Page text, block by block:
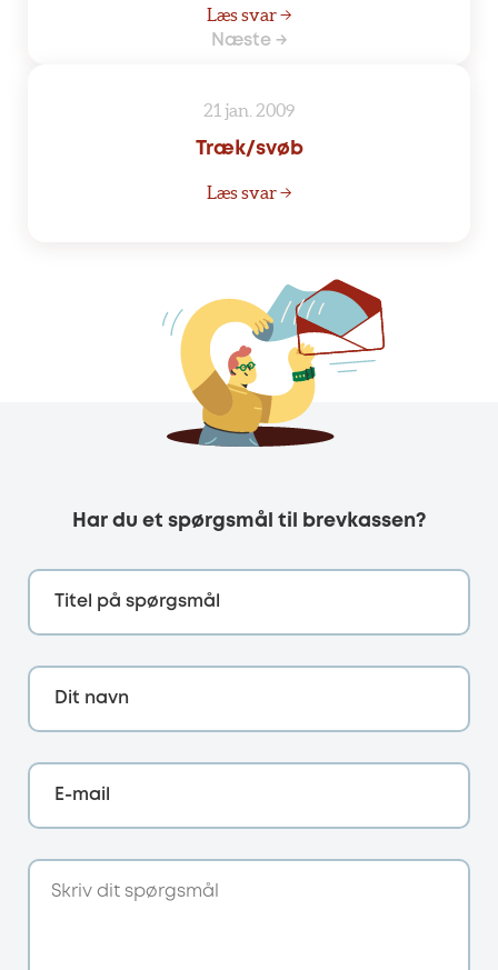
Læs svar →
Næste →
21 jan. 2009
Træk/svøb
Læs svar →
Har du et spørgsmål til brevkassen?
Titel på spørgsmål
Dit navn
E-mail